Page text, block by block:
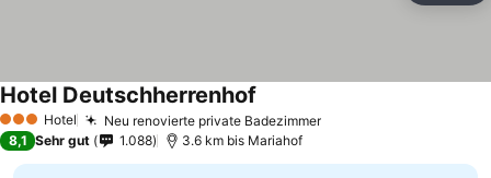
3 SterneHotel Neu renovierte private Badezimmer
Hotel Deutschherrenhof
8,1 Sehr gut 1.088 3.6 km bis Mariahof